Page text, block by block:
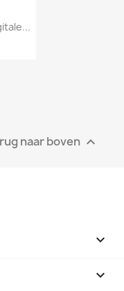
naar boven 

